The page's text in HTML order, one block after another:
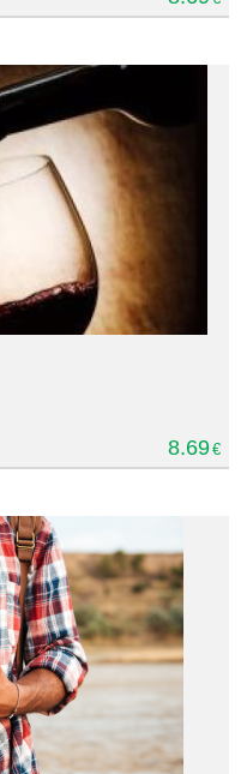
8.69€